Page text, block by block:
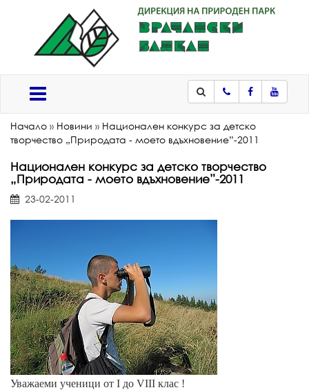
ТелефонFacebook
Начало » Новини » Национален конкурс за детско
творчество „Природата - моето вдъхновение”-2011
Национален конкурс за детско творчество
„Природата - моето вдъхновение”-2011
23-02-2011
Уважаеми ученици от І до VІІІ клас !